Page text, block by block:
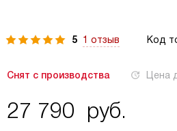
5 1 отзыв Код
Снят с производства Цена
27 790 руб.